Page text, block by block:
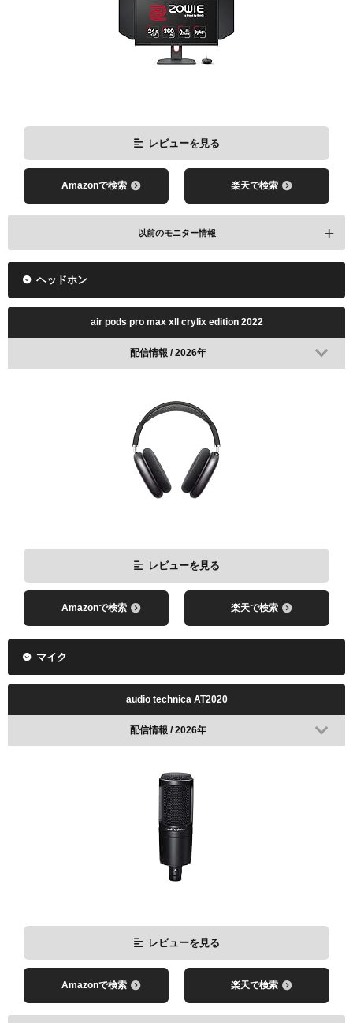
レビューを見る
Amazonで検索 楽天で検索
以前のモニター情報
ヘッドホン
air pods pro max xll crylix edition 2022
配信情報 / 2026年
レビューを見る
Amazonで検索 楽天で検索
マイク
audio technica AT2020
配信情報 / 2026年
レビューを見る
Amazonで検索 楽天で検索